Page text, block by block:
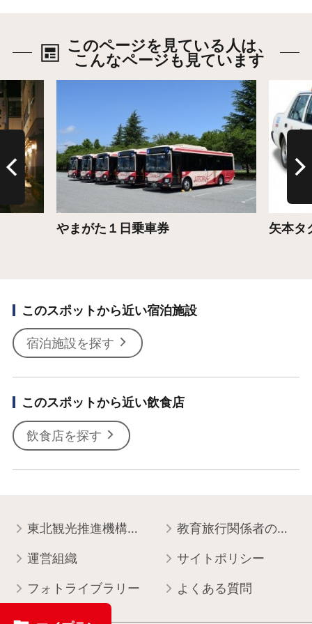
このページを見ている人は、
こんなページも見ています
やまがた１日乗車券 矢本タ
詳細
このスポットから近い宿泊施設
宿泊施設を探す
このスポットから近い飲食店
飲食店を探す
東北観光推進機構について 教育旅行関係者の皆様へ
運営組織 サイトポリシー
フォトライブラリー よくある質問